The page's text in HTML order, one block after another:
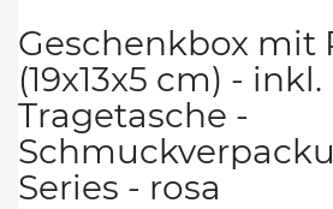
Geschenkbox mit
(19x13x5 cm) - inkl.
Tragetasche -
Series - rosa